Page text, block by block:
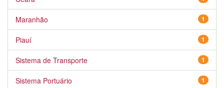
1
Maranhão
1
Piauí
1
Sistema de Transporte
1
Sistema Portuário